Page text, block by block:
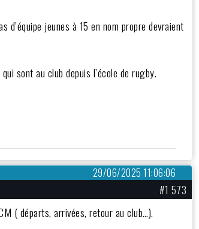
jeunes à 15 en nom propre devraient
sont au club depuis l’école de rugby.
29/06/2025 11:06:06
#1 573
( départs, arrivées, retour au club…).